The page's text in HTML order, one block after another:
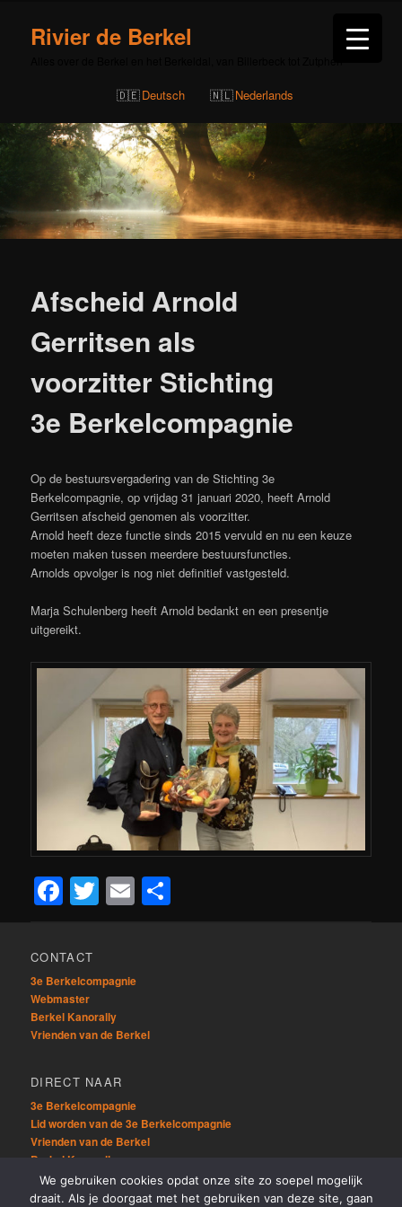
Rivier de Berkel
Deutsch Nederlands
Afscheid Arnold
Gerritsen als
voorzitter Stichting
3e Berkelcompagnie
Op de bestuursvergadering van de Stichting 3e
Berkelcompagnie, op vrijdag 31 januari 2020, heeft Arnold
Gerritsen afscheid genomen als voorzitter.
Arnold heeft deze functie sinds 2015 vervuld en nu een keuze
moeten maken tussen meerdere bestuursfuncties.
Arnolds opvolger is nog niet definitief vastgesteld.
Marja Schulenberg heeft Arnold bedankt en een presentje
uitgereikt.
Facebook
Twitter
Email
CONTACT
3e Berkelcompagnie
Webmaster
Berkel Kanorally
Vrienden van de Berkel
DIRECT NAAR
3e Berkelcompagnie
Lid worden van de 3e Berkelcompagnie
Vrienden van de Berkel
Berkel Kanorally
We gebruiken cookies opdat onze site zo soepel mogelijk
draait. Als je doorgaat met het gebruiken van deze site, gaan